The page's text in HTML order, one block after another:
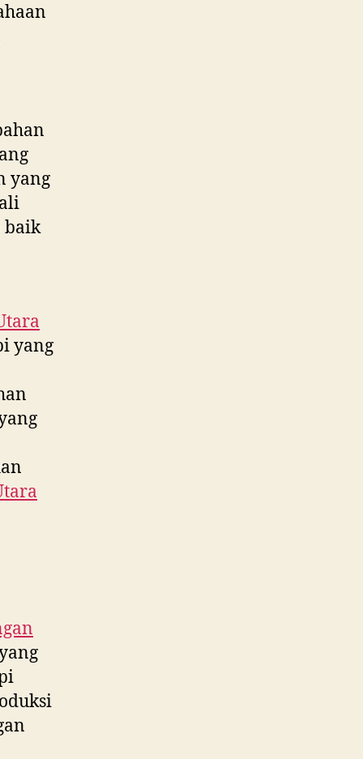
yang
baik
yang